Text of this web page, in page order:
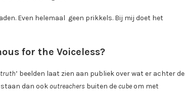
Even helemaal geen prikkels. Bij mij doet het
for the Voiceless?
truth’ beelden laat zien aan publiek over wat er achter de
dan ook outreachers buiten de cubeom met